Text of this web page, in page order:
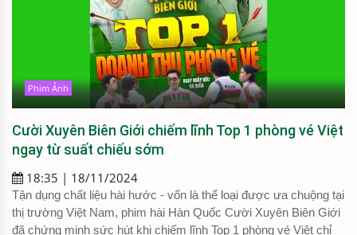
Phim Ảnh
Cười Xuyên Biên Giới chiếm lĩnh Top 1 phòng vé Việt
ngay từ suất chiếu sớm
18:35 | 18/11/2024
Tận dụng chất liệu hài hước - vốn là thể loại được ưa chuộng tại
thị trường Việt Nam, phim hài Hàn Quốc Cười Xuyên Biên Giới
đã chứng minh sức hút khi chiếm lĩnh Top 1 phòng vé Việt chỉ